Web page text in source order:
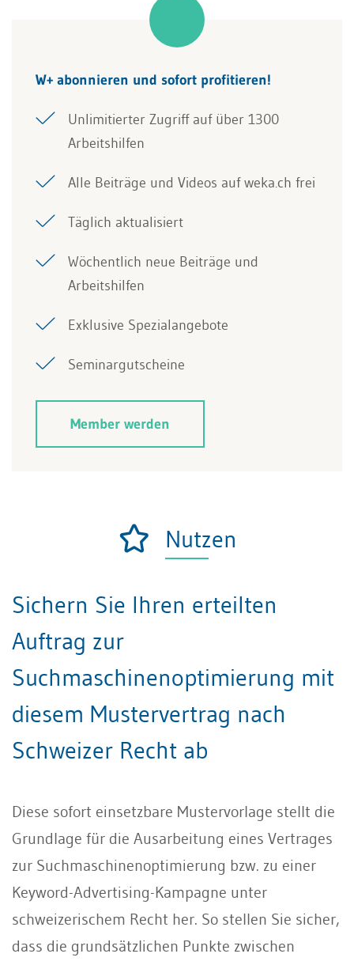
W+ abonnieren und sofort profitieren!
Unlimitierter Zugriff auf über 1300
Arbeitshilfen
Alle Beiträge und Videos auf weka.ch frei
Täglich aktualisiert
Wöchentlich neue Beiträge und
Arbeitshilfen
Exklusive Spezialangebote
Seminargutscheine
Member werden
Nutzen
Sichern Sie Ihren erteilten
Auftrag zur
Suchmaschinenoptimierung mit
diesem Mustervertrag nach
Schweizer Recht ab
Diese sofort einsetzbare Mustervorlage stellt die
Grundlage für die Ausarbeitung eines Vertrages
zur Suchmaschinenoptimierung bzw. zu einer
Keyword-Advertising-Kampagne unter
schweizerischem Recht her. So stellen Sie sicher,
dass die grundsätzlichen Punkte zwischen